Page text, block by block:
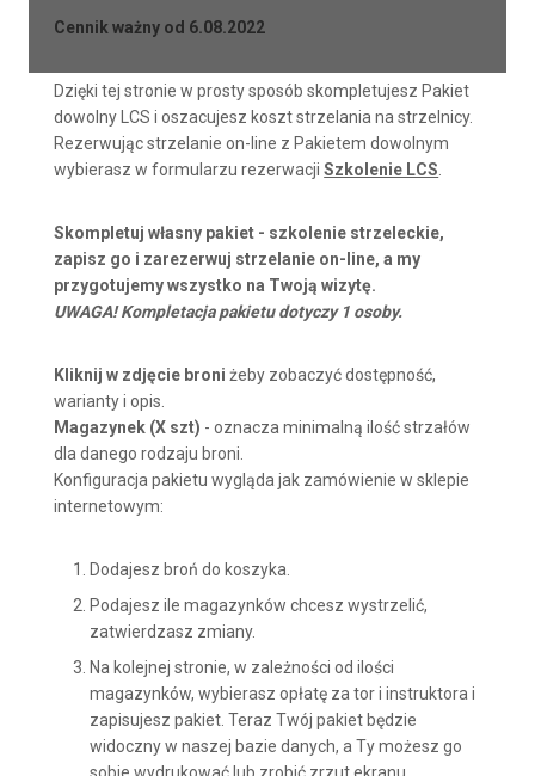
Cennik ważny od 6.08.2022
Dzięki tej stronie w prosty sposób skompletujesz Pakiet
dowolny LCS i oszacujesz koszt strzelania na strzelnicy.
Rezerwując strzelanie on-line z Pakietem dowolnym
wybierasz w formularzu rezerwacjiSzkolenie LCS
Skompletuj własny pakiet - szkolenie strzeleckie,
zapisz go i zarezerwuj strzelanie on-line, a my
przygotujemy wszystko na Twoją wizytę.
UWAGA! Kompletacja pakietu dotyczy 1 osoby.
Kliknij w zdjęcie broni żeby zobaczyć dostępność,
warianty i opis.
Magazynek (X szt) - oznacza minimalną ilość strzałów
dla danego rodzaju broni.
Konfiguracja pakietu wygląda jak zamówienie w sklepie
internetowym:
Dodajesz broń do koszyka.
Podajesz ile magazynków chcesz wystrzelić,
zatwierdzasz zmiany.
Na kolejnej stronie, w zależności od ilości
magazynków, wybierasz opłatę za tor i instruktora i
zapisujesz pakiet. Teraz Twój pakiet będzie
widoczny w naszej bazie danych, a Ty możesz go